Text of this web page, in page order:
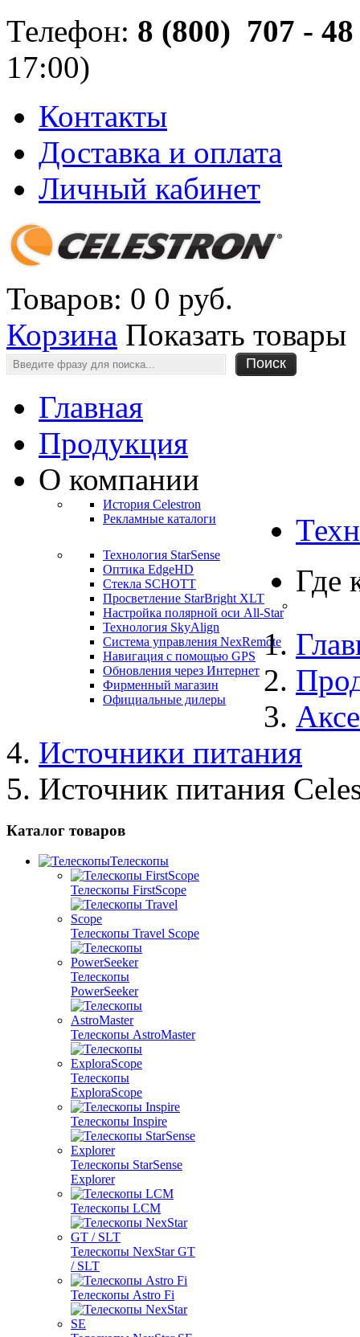
Телефон: 8 (800) 707 - 48
17:00)
Контакты
Доставка и оплата
Личный кабинет
Товаров: 0 0 руб.
Корзина Показать товары
Главная
Продукция
О компании
История Celestron
Рекламные каталоги
Технология StarSense
Оптика EdgeHD
Стекла SCHOTT
Просветление StarBright XLT
Настройка полярной оси All-Star
Технология SkyAlign
Система управления NexRemote
Навигация с помощью GPS
Обновления через Интернет
Где
Фирменный магазин
Официальные дилеры
Источники питания
Источник питания
Каталог товаров
Телескопы
Телескопы FirstScope
Телескопы Travel Scope
Телескопы
PowerSeeker
Телескопы AstroMaster
Телескопы
ExploraScope
Телескопы Inspire
Телескопы StarSense
Explorer
Телескопы LCM
Телескопы NexStar GT
/ SLT
Телескопы Astro Fi